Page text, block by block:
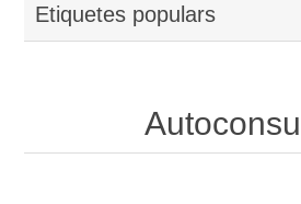
Etiquetes populars